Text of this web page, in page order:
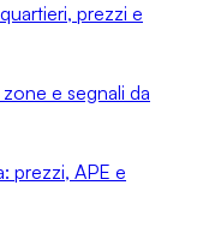
prezzi e
e segnali da
prezzi, APE e